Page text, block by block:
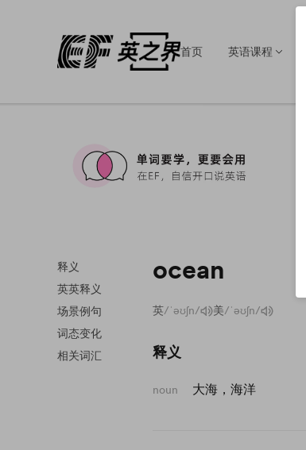
首页 英语课程
释义
英英释义
场景例句
词态变化
相关词汇
ocean
英/ˈəʊʃn/ 美/ˈəʊʃn/
释义
noun 大海，海洋